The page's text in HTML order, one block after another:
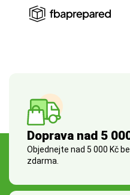
Doprava nad 5
Objednejte nad 5 000 Kč
zdarma.